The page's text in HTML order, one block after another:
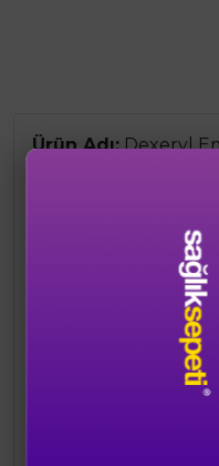
Ürün Adı:Dexeryl
Kuru ve
olarak geliştirilen
güçlendirir, yoğun
ciltteki kuruluk ve
yardımcı olur.
edilmiştir ve
yumuşak,